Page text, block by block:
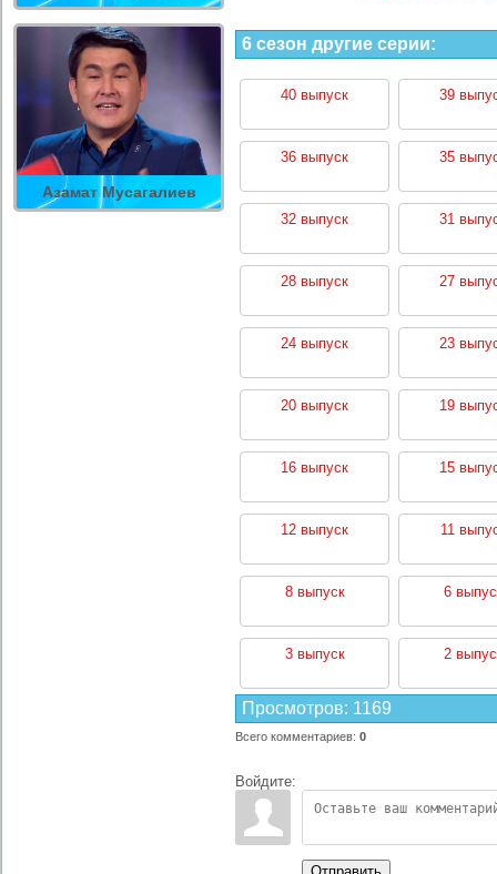
Азамат Мусагалиев
6 сезон другие серии:
40 выпуск 39
36 выпуск 35
32 выпуск 31
28 выпуск 27
24 выпуск 23
20 выпуск 19
16 выпуск 15
12 выпуск 11
8 выпуск 6
3 выпуск 2
Просмотров: 1169
Всего комментариев: 0
Войдите: